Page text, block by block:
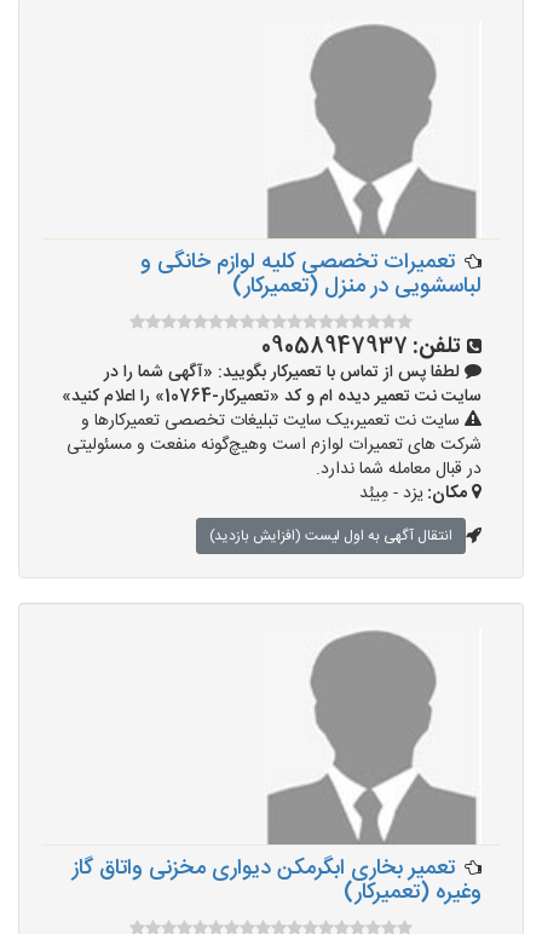
تعمیرات تخصصی کلیه لوازم خانگی و
لباسشویی در منزل (تعمیرکار)
تلفن: 09058947937
لطفا پس از تماس با تعمیرکار بگویید: «آگهی شما را در
سایت نت تعمیر دیده ام و کد «تعمیرکار-10764» را اعلام کنید»
سایت نت تعمیر،یک سایت تبلیغات تخصصی تعمیرکارها و
شرکت های تعمیرات لوازم است وهیچ‌گونه منفعت و مسئولیتی
در قبال معامله شما ندارد.
مکان:یزد - مِیبُد
انتقال آگهی به اول لیست (افزایش بازدید)
تعمیر بخاری ابگرمکن دیواری مخزنی واتاق گاز
وغیره (تعمیرکار)